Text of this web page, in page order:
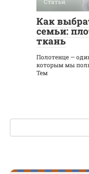
Как
семьи:
ткань
Полотенце —
которым мы
Тем
Поиск: